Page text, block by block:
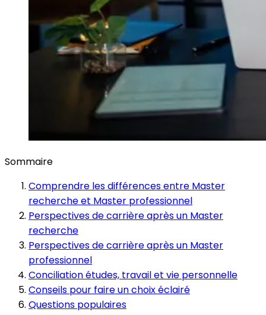
Sommaire
Comprendre les différences entre Master
recherche et Master professionnel
Perspectives de carrière après un Master
recherche
Perspectives de carrière après un Master
professionnel
Conciliation études, travail et vie personnelle
Conseils pour faire un choix éclairé
Questions populaires